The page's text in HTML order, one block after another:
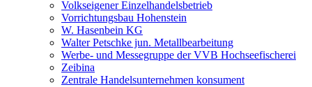
Volkseigener Einzelhandelsbetrieb
Vorrichtungsbau Hohenstein
W. Hasenbein KG
Walter Petschke jun. Metallbearbeitung
Werbe- und Messegruppe der VVB Hochseefischerei
Zeibina
Zentrale Handelsunternehmen konsument